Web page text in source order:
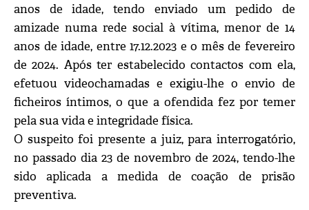
anos de idade, tendo enviado um pedido de
amizade numa rede social à vítima, menor de 14
anos de idade, entre 17.12.2023 e o mês de fevereiro
de 2024. Após ter estabelecido contactos com ela,
efetuou videochamadas e exigiu-lhe o envio de
ficheiros íntimos, o que a ofendida fez por temer
pela sua vida e integridade física.
O suspeito foi presente a juiz, para interrogatório,
no passado dia 23 de novembro de 2024, tendo-lhe
sido aplicada a medida de coação de prisão
preventiva.